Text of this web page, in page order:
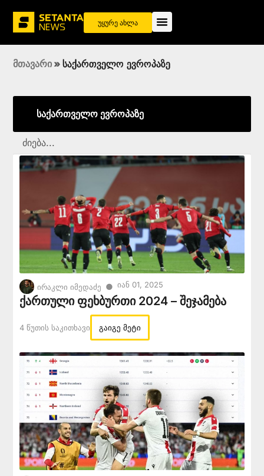
უყურე ახლა
მთავარი » საქართველო ევროპაზე
საქართველო ევროპაზე
ირაკლი იმედაძე ● Იან 01, 2025
ქართული ფეხბურთი 2024 – შეჯამება
4 Წუთის Საკითხავი გაიგე მეტი